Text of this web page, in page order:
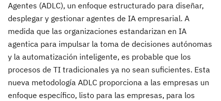
Agentes (ADLC), un enfoque estructurado para diseñar,
desplegar y gestionar agentes de IA empresarial. A
medida que las organizaciones estandarizan en IA
agentica para impulsar la toma de decisiones autónomas
y la automatización inteligente, es probable que los
procesos de TI tradicionales ya no sean suficientes. Esta
nueva metodología ADLC proporciona a las empresas un
enfoque específico, listo para las empresas, para los